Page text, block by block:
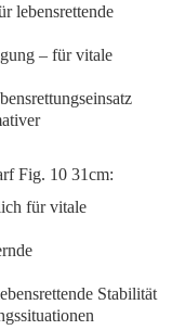
lebensrettende
– fürvitale
Fig. 10 31cm:
für vitale
Stabilität